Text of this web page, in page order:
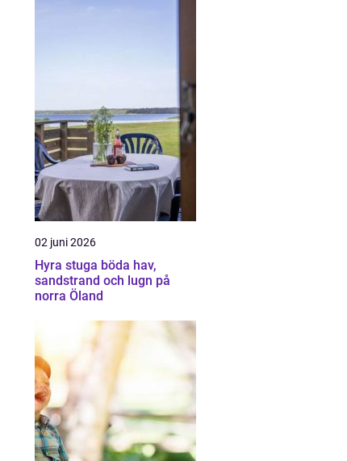
02 juni 2026
Hyra stuga böda hav,
sandstrand och lugn på
norra Öland